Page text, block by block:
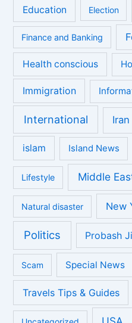
Education Election
Finance and Banking
Health conscious
Immigration
International
islam Island News
Lifestyle Middle
Natural disaster New
Politics Probash
Scam Special News
Travels Tips & Guides